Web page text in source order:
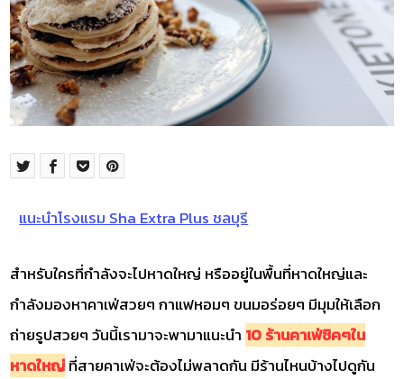
แนะนำโรงแรม Sha Extra Plus ชลบุรี
สำหรับใครที่กำลังจะไปหาดใหญ่ หรืออยู่ในพื้นที่หาดใหญ่และ
กำลังมองหาคาเฟ่สวยๆ กาแฟหอมๆ ขนมอร่อยๆ มีมุมให้เลือก
ถ่ายรูปสวยๆ วันนี้เรามาจะพามาแนะนำ 10 ร้านคาเฟ่ชิคๆใน
หาดใหญ่ที่สายคาเฟ่จะต้องไม่พลาดกัน มีร้านไหนบ้างไปดูกัน